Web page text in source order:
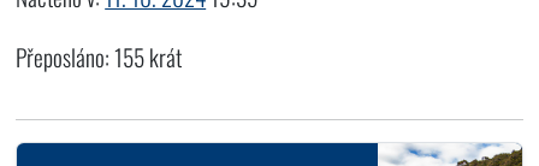
Přeposláno: 155 krát